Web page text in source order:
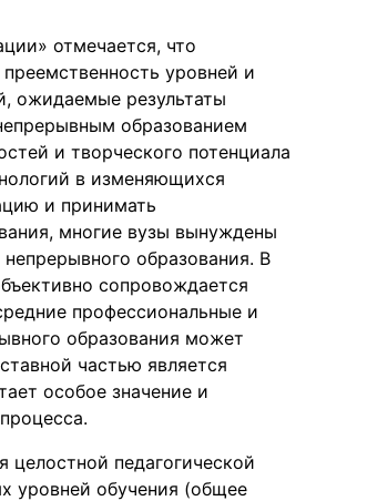
отмечается, что
уровней и
ожидаемые результаты
образованием
и творческого потенциала
в изменяющихся
и принимать
многие вузы вынуждены
образования. В
сопровождается
профессиональные и
образования может
частью является
особое значение и
целостной педагогической
уровней обучения (общее